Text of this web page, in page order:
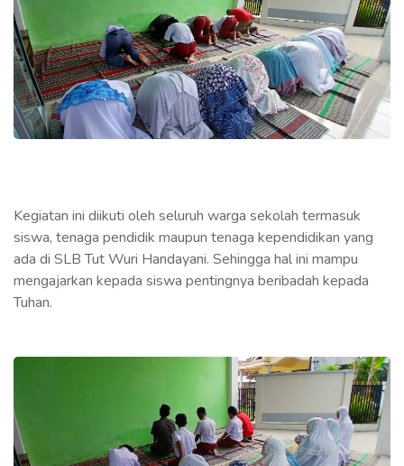
Kegiatan ini diikuti oleh seluruh warga sekolah termasuk
siswa, tenaga pendidik maupun tenaga kependidikan yang
ada di SLB Tut Wuri Handayani. Sehingga hal ini mampu
mengajarkan kepada siswa pentingnya beribadah kepada
Tuhan.